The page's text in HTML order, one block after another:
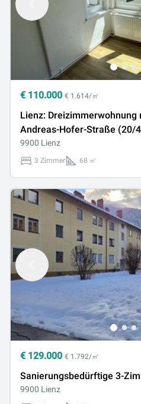
€ 110.000 € 1.614/㎡
Lienz: Dreizimmerwohnung
Andreas-Hofer-Straße (20/
9900 Lienz
3 Zimmer 68 ㎡
€ 129.000 € 1.792/㎡
Sanierungsbedürftige 3-
9900 Lienz